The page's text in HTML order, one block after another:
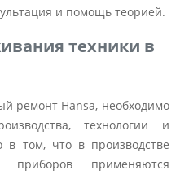
и помощь теорией.
техники в
ремонт Hansa, необходимо
технологии и
в том, что в производстве
применяются